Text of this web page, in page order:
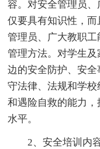
容。对安全管理员
仅要具有知识性，
管理员、广大教职
管理方法。对学生
边的安全防护、安
守法律、法规和学
和遇险自救的能力
水平。
2、安全培训内